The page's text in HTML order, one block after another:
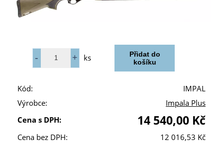
ks
Kód:
IMPAL
Výrobce:
Impala Plus
Cena s DPH:
14 540,00 Kč
Cena bez DPH:
12 016,53 Kč